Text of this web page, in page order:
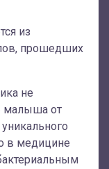
из
прошедших
не
малыша от
в медицине